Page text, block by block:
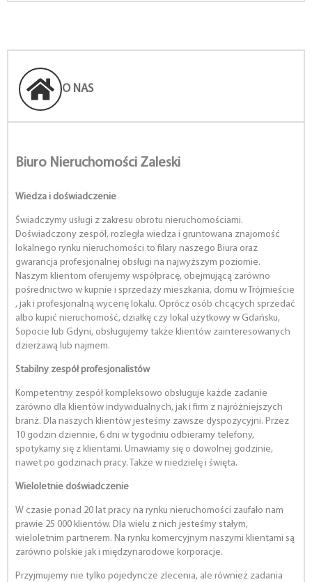
O NAS
Biuro Nieruchomości Zaleski
Wiedza i doświadczenie
Świadczymy usługi z zakresu obrotu nieruchomościami.
Doświadczony zespół, rozległa wiedza i gruntowana znajomość
lokalnego rynku nieruchomości to filary naszego Biura oraz
gwarancja profesjonalnej obsługi na najwyższym poziomie.
Naszym klientom oferujemy współpracę, obejmującą zarówno
pośrednictwo w kupnie i sprzedaży mieszkania, domu w Trójmieście
, jak i profesjonalną wycenę lokalu. Oprócz osób chcących sprzedać
albo kupić nieruchomość, działkę czy lokal użytkowy w Gdańsku,
Sopocie lub Gdyni, obsługujemy także klientów zainteresowanych
dzierżawą lub najmem.
Stabilny zespół profesjonalistów
Kompetentny zespół kompleksowo obsługuje każde zadanie
zarówno dla klientów indywidualnych, jak i firm z najróżniejszych
branż. Dla naszych klientów jesteśmy zawsze dyspozycyjni. Przez
10 godzin dziennie, 6 dni w tygodniu odbieramy telefony,
spotykamy się z klientami. Umawiamy się o dowolnej godzinie,
nawet po godzinach pracy. Także w niedzielę i święta.
Wieloletnie doświadczenie
W czasie ponad 20 lat pracy na rynku nieruchomości zaufało nam
prawie 25 000 klientów. Dla wielu z nich jesteśmy stałym,
wieloletnim partnerem. Na rynku komercyjnym naszymi klientami są
zarówno polskie jak i międzynarodowe korporacje.
Przyjmujemy nie tylko pojedyncze zlecenia, ale również zadania